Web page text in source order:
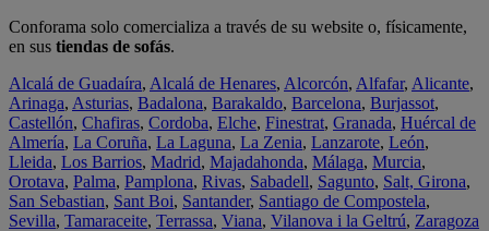
Conforama solo comercializa a través de su website o, físicamente,
en sus tiendas de sofás.
Alcalá de Guadaíra, Alcalá de Henares, Alcorcón, Alfafar, Alicante,
Arinaga, Asturias, Badalona, Barakaldo, Barcelona, Burjassot,
Castellón, Chafiras, Cordoba, Elche, Finestrat, Granada, Huércal de
Almería, La Coruña, La Laguna, La Zenia, Lanzarote, León,
Lleida, Los Barrios, Madrid, Majadahonda, Málaga, Murcia,
Orotava, Palma, Pamplona, Rivas, Sabadell, Sagunto, Salt, Girona,
San Sebastian, Sant Boi, Santander, Santiago de Compostela,
Sevilla, Tamaraceite, Terrassa, Viana, Vilanova i la Geltrú, Zaragoza